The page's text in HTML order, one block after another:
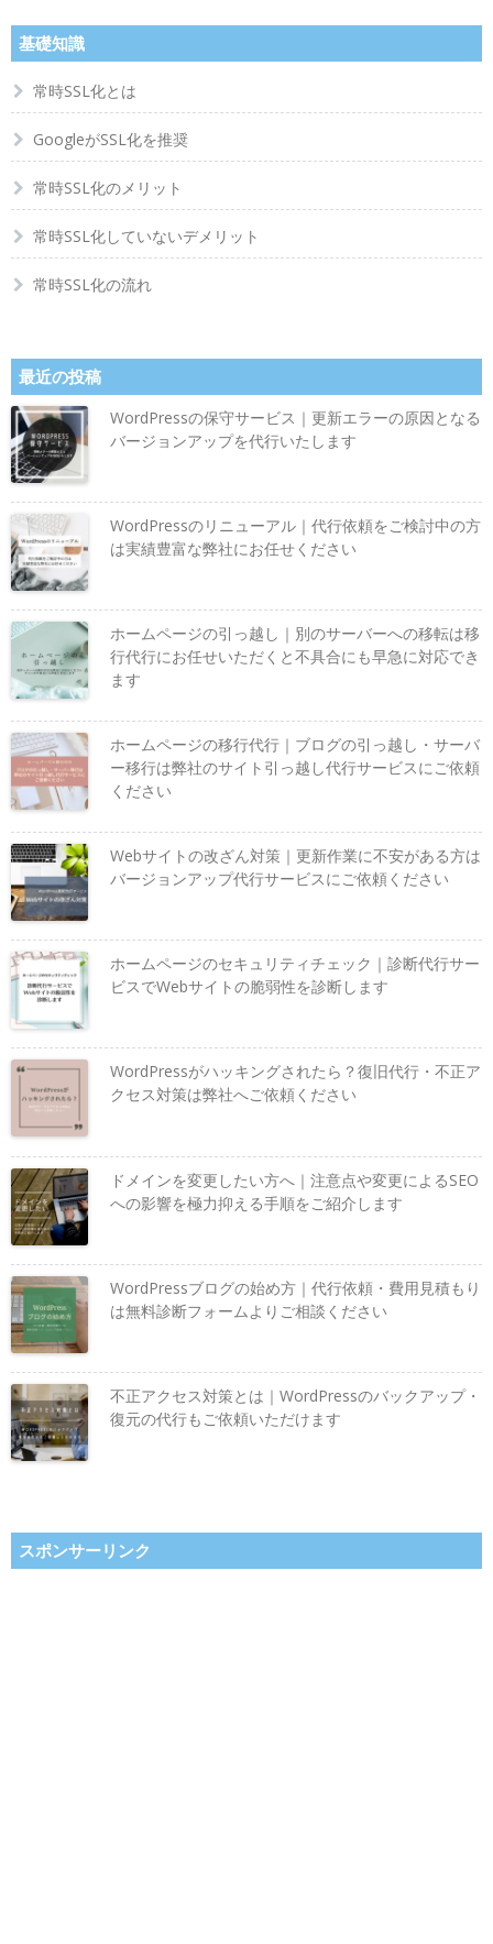
基礎知識
常時SSL化とは
GoogleがSSL化を推奨
常時SSL化のメリット
常時SSL化していないデメリット
常時SSL化の流れ
最近の投稿
WordPressの保守サービス｜更新エラーの原因となる
バージョンアップを代行いたします
WordPressのリニューアル｜代行依頼をご検討中の方
は実績豊富な弊社にお任せください
ホームページの引っ越し｜別のサーバーへの移転は移
行代行にお任せいただくと不具合にも早急に対応でき
ます
ホームページの移行代行｜ブログの引っ越し・サーバ
ー移行は弊社のサイト引っ越し代行サービスにご依頼
ください
Webサイトの改ざん対策｜更新作業に不安がある方は
バージョンアップ代行サービスにご依頼ください
ホームページのセキュリティチェック｜診断代行サー
ビスでWebサイトの脆弱性を診断します
WordPressがハッキングされたら？復旧代行・不正ア
クセス対策は弊社へご依頼ください
ドメインを変更したい方へ｜注意点や変更によるSEO
への影響を極力抑える手順をご紹介します
WordPressブログの始め方｜代行依頼・費用見積もり
は無料診断フォームよりご相談ください
不正アクセス対策とは｜WordPressのバックアップ・
復元の代行もご依頼いただけます
スポンサーリンク